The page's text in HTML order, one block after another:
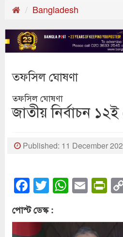
Bangladesh
তফসিল ঘোষণা
তফসিল ঘোষণা
জাতীয় নির্বাচন ১২ই
Published: 11 December
Facebook
Twitter
পোস্ট ডেস্ক :